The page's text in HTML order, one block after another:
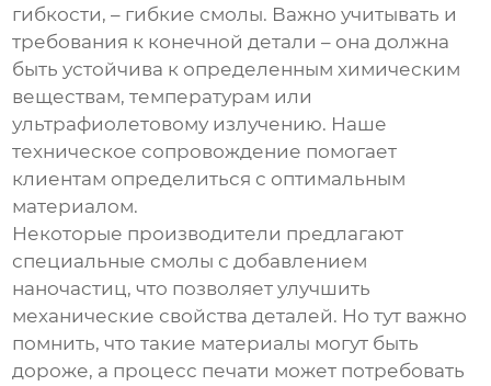
гибкости, – гибкие смолы. Важно учитывать и
требования к конечной детали – она должна
быть устойчива к определенным химическим
веществам, температурам или
ультрафиолетовому излучению. Наше
техническое сопровождение помогает
клиентам определиться с оптимальным
материалом.
Некоторые производители предлагают
специальные смолы с добавлением
наночастиц, что позволяет улучшить
механические свойства деталей. Но тут важно
помнить, что такие материалы могут быть
дороже, а процесс печати может потребовать